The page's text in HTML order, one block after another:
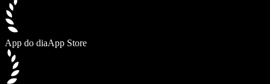
App do diaApp Store